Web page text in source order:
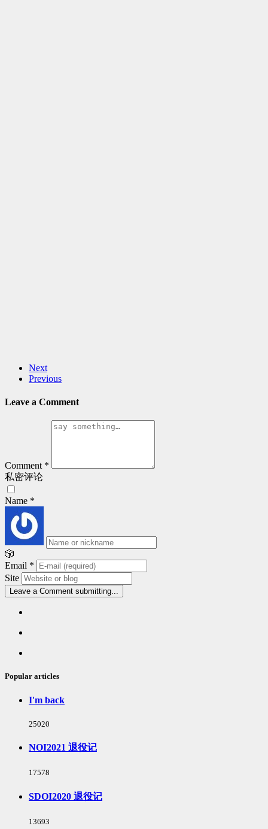
Next
Previous
Leave a Comment
Comment *
私密评论
Name *
🎲
Email *
Site
Leave a Comment submitting...
Popular articles
I'm back
浏
次
25020
NOI2021 退役记
浏
次
数:
17578
SDOI2020 退役记
浏
13693